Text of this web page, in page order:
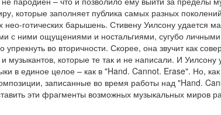
которые заполняет публика самых разных
готических барышень. Стивену Уилсону удается
с ними ощущениями и ностальгиями, сугубо личными
упрекнуть во вторичности. Скорее, она звучит как
музыкантов, которые те так и не написали. И Уилсону
в единое целое – как в "Hand. Cannot. Erase". Но,
записанные во время работы над "Hand.
эти фрагменты возможных музыкальных миров